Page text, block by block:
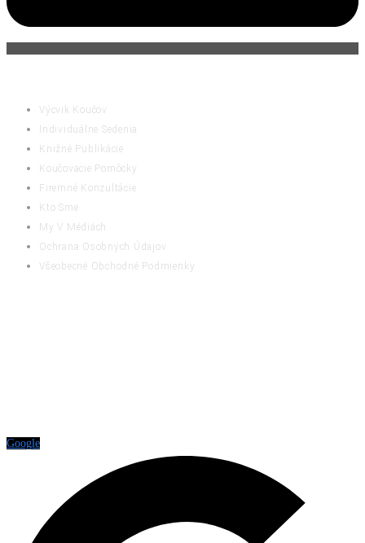
Výcvik Koučov
Individuálne Sedenia
Knižné Publikácie
Koučovacie Pomôcky
Firemné Konzultácie
Kto Sme
My V Médiách
Ochrana Osobných Údajov
Všeobecné Obchodné Podmienky
Google